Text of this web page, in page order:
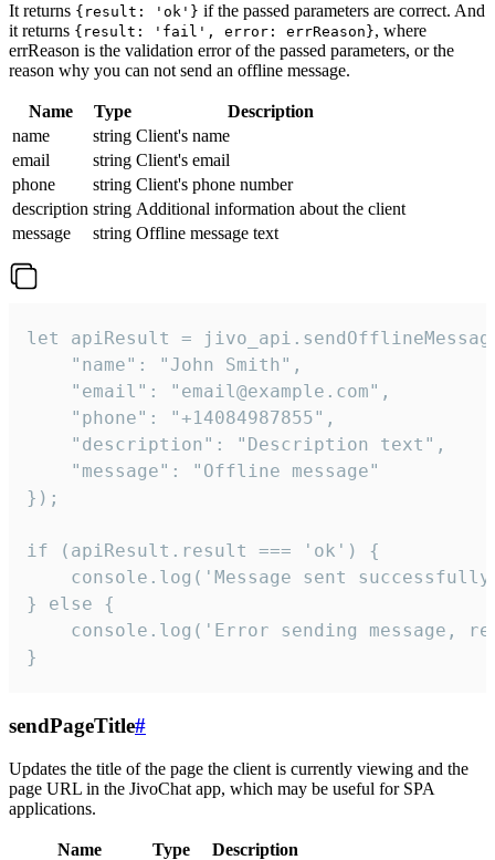
It returns {result: 'ok'} if the passed parameters are correct. And
it returns {result: 'fail', error: errReason}, where
errReason is the validation error of the passed parameters, or the
reason why you can not send an offline message.
Name Type
Description
name
string Client's name
email
string Client's email
phone
string Client's phone number
description string Additional information about the client
message
string Offline message text
let apiResult =
    "name": "John Smith",
    "email": "email@example.com",
    "phone": "+14084987855",
    "description": "Description text",
    "message": "Offline message"
});
if (apiResult.result === 'ok') {
console.log('Message sent
} else {
console.log('Error sending message,
}
sendPageTitle#
Updates the title of the page the client is currently viewing and the
page URL in the JivoChat app, which may be useful for SPA
applications.
Name Type
Description